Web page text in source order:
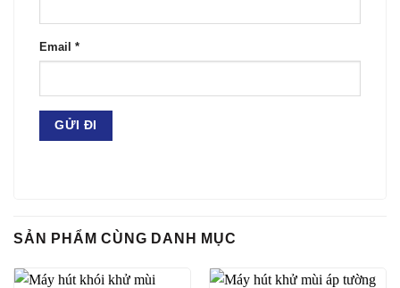
Email *
SẢN PHẨM CÙNG DANH MỤC